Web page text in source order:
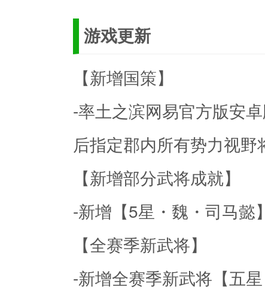
游戏更新
【新增国策】
-率土之滨网易官方版安
后指定郡内所有势力视野
【新增部分武将成就】
-新增【5星・魏・司马懿
【全赛季新武将】
-新增全赛季新武将【五星